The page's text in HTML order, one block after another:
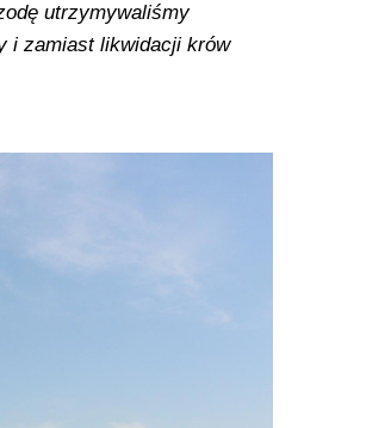
utrzymywaliśmy
i zamiast likwidacji krów